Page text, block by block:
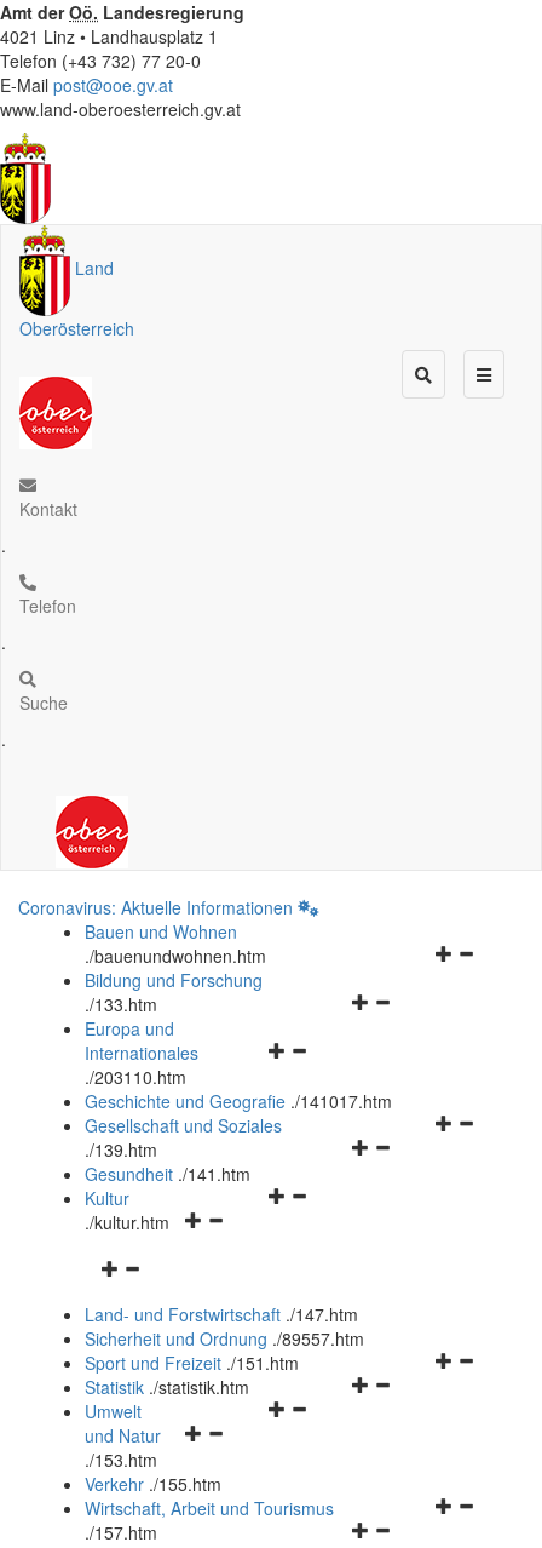
Amt derOö. Landesregierung
4021 Linz • Landhausplatz 1
Telefon (+43 732) 77 20-0
E-Mail post@ooe.gv.at
www.land-oberoesterreich.gv.at
Land
Oberösterreich
Kontakt
.
Telefon
.
Suche
.
Coronavirus: Aktuelle Informationen
Bauen und Wohnen
./bauenundwohnen.htm
Navigationsmenü
Bildung und Forschung
./133.htm
Navigationsmenü
und
schließen
Europa und
Internationales
./203110.htm
Geschichte und Geografie ./141017.htm
Navigationsmenü
Gesellschaft und Soziales
./139.htm
Navigationsmenü
Gesundheit ./141.htm
Navigationsmenü
Kultur
./kultur.htm
Navigationsmenü
und
schließen
Land- und Forstwirtschaft ./147.htm
Sicherheit und Ordnung ./89557.htm
Navigationsmenü
Sport und Freizeit ./151.htm
Navigationsmenü
Statistik ./statistik.htm
Navigationsmenü
und
schließen
Umwelt
und Natur
./153.htm
Verkehr ./155.htm
Navigationsmenü
Wirtschaft, Arbeit und Tourismus
./157.htm